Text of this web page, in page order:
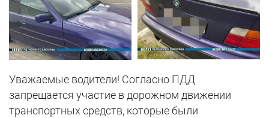
Уважаемые водители! Согласно ПДД
запрещается участие в дорожном движении
транспортных средств, которые были